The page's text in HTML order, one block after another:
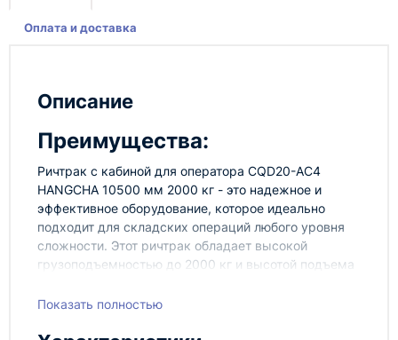
Оплата и доставка
Описание
Преимущества:
Ричтрак с кабиной для оператора CQD20-AC4
HANGCHA 10500 мм 2000 кг - это надежное и
эффективное оборудование, которое идеально
подходит для складских операций любого уровня
сложности. Этот ричтрак обладает высокой
грузоподъемностью до 2000 кг и высотой подъема
для складов с высокими стеллажами.
Показать полностью